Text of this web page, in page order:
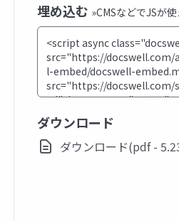
埋め込む »CMSなどでJSが
ダウンロード
ダウンロード(pdf -